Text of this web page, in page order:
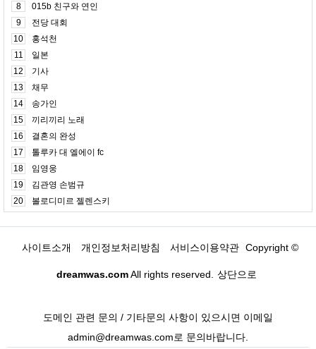
8
015b 친구와 연인
9
전당 대회
10
홍석천
11
일본
12
기사
13
채무
14
송가인
15
끼리끼리 노래
16
결혼의 완성
17
톨루카 대 엘에이 fc
18
임영웅
19
김관영 손범규
20
볼로디미르 젤렌스키
사이트소개 개인정보처리방침 서비스이용약관 Copyright ©
dreamwas.comAll rights reserved. 상단으로
도메인 관련 문의 / 기타문의 사항이 있으시면 이메일
admin@dreamwas.com로 문의바랍니다.